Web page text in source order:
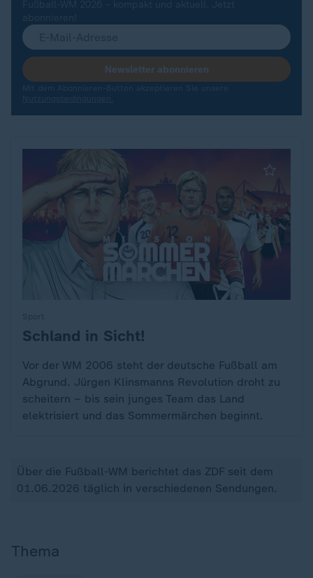
Fußball-WM 2026 – kompakt und aktuell. Jetzt
abonnieren!
Newsletter abonnieren
:Schland in Sicht!
Vor der WM 2006 steht der deutsche Fußball am
Abgrund. Jürgen Klinsmanns Revolution droht zu
scheitern – bis sein junges Team das Land
elektrisiert und das Sommermärchen beginnt.
Über die Fußball-WM berichtet das ZDF seit dem
01.06.2026 täglich in verschiedenen Sendungen.
Thema